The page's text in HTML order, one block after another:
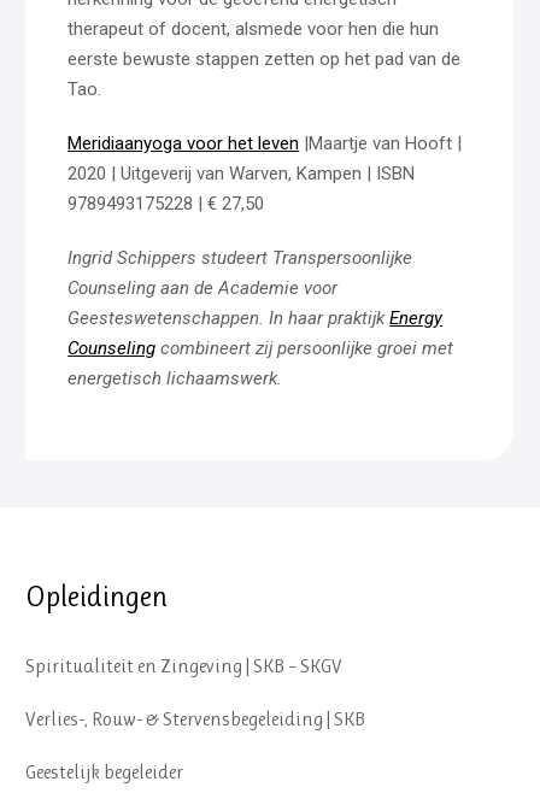
therapeut of docent, alsmede voor hen die hun
eerste bewuste stappen zetten op het pad van de
Tao.
Meridiaanyoga voor het leven |Maartje van Hooft |
2020 | Uitgeverij van Warven, Kampen | ISBN
9789493175228 | € 27,50
Ingrid Schippers studeert Transpersoonlijke
Counseling aan de Academie voor
Geesteswetenschappen. In haar praktijkEnergy
Counseling combineert zij persoonlijke groei met
energetisch lichaamswerk.
Opleidingen
Spiritualiteit en Zingeving | SKB – SKGV
Verlies-, Rouw- & Stervensbegeleiding | SKB
Geestelijk begeleider